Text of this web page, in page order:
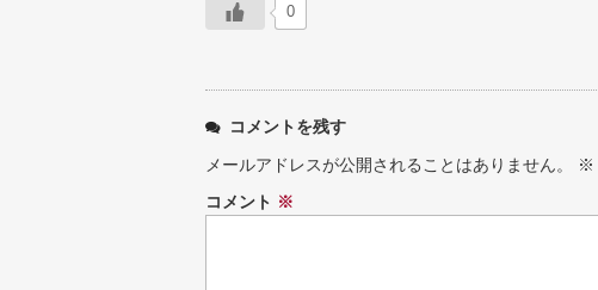
0
コメントを残す
メールアドレスが公開されることはありません。 ※
コメント ※